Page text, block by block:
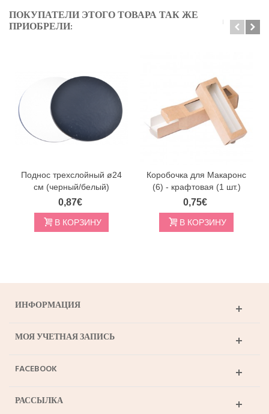
ПОКУПАТЕЛИ ЭТОГО ТОВАРА ТАК ЖЕ
ПРИОБРЕЛИ:
Поднос трехслойный ø24
см (черный/белый)
0,87€
В КОРЗИНУ
Коробочка для Макаронс
(6) - крафтовая (1 шт.)
0,75€
В КОРЗИНУ
ИНФОРМАЦИЯ
МОЯ УЧЕТНАЯ ЗАПИСЬ
FACEBOOK
РАССЫЛКА